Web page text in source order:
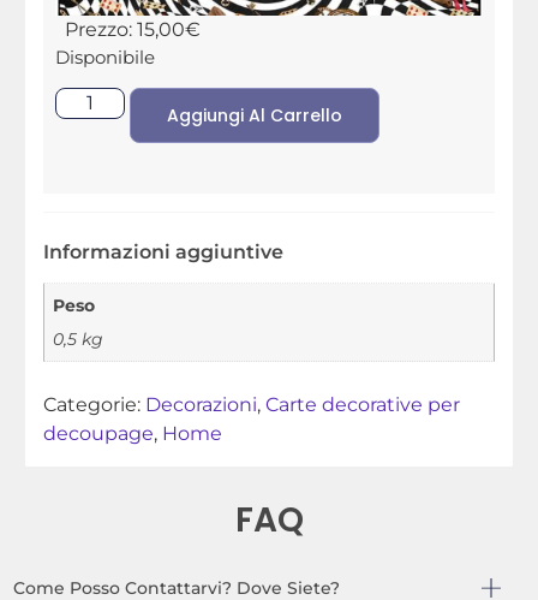
Prezzo: 15,00€
Disponibile
Aggiungi Al Carrello
Informazioni aggiuntive
Peso
0,5 kg
Categorie: Decorazioni, Carte decorative per
decoupage, Home
FAQ
Come Posso Contattarvi? Dove Siete?